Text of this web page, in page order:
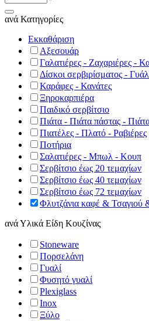
ανά Κατηγορίες
Εκκαθάριση
Αξεσουάρ
Γαλατιέρες - Ζαχαριέρες -
Δίσκοι σερβιρίσματος -
Καράφες - Κανάτες
Ξηροκαρπιέρα
Παιδικό σερβίτσιο
Πιάτα - Πιάτα πάστας -
Πιατέλες - Πλατό - Ραβιέρες
Ποτήρια
Σαλατιέρες - Μπωλ - Κουπ
Σερβίτσιο έως 20 τεμαχίων
Σερβίτσιο έως 40 τεμαχίων
Σερβίτσιο έως 72 τεμαχίων
Φλυτζάνια καφέ & Τσαγιού
ανάΥλικά Είδη Κουζίνας
Stoneware
Πορσελάνη
Γυαλί
Φυσητό γυαλί
Plexiglass
Inox
Ξύλο